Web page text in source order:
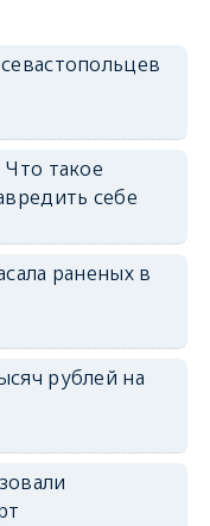
такое
себе
раненых в
рублей на